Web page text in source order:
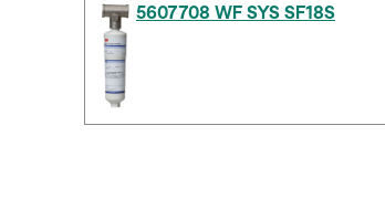
5607708 WF SYS SF18S